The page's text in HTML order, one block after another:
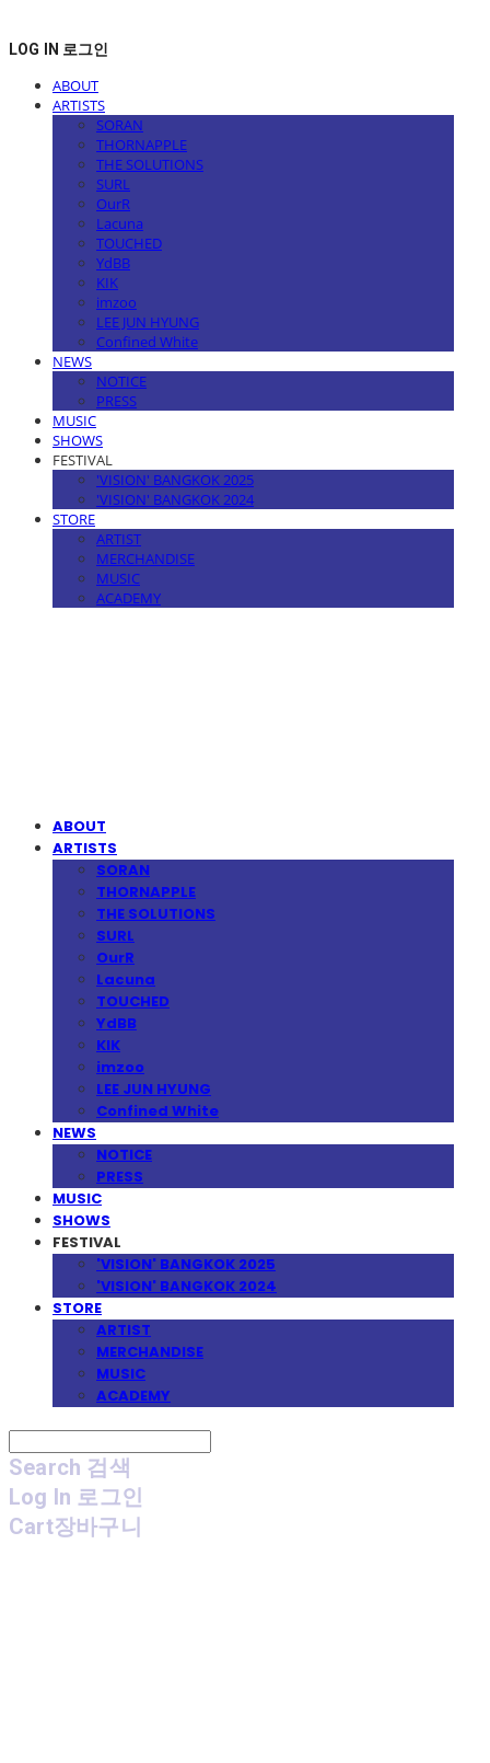
LOG IN 로그인
ABOUT
ARTISTS
SORAN
THORNAPPLE
THE SOLUTIONS
SURL
OurR
Lacuna
TOUCHED
YdBB
KIK
imzoo
LEE JUN HYUNG
Confined White
NEWS
NOTICE
PRESS
MUSIC
SHOWS
FESTIVAL
'VISION' BANGKOK 2025
'VISION' BANGKOK 2024
STORE
ARTIST
MERCHANDISE
MUSIC
ACADEMY
ABOUT
ARTISTS
SORAN
THORNAPPLE
THE SOLUTIONS
SURL
OurR
Lacuna
TOUCHED
YdBB
KIK
imzoo
LEE JUN HYUNG
Confined White
NEWS
NOTICE
PRESS
MUSIC
SHOWS
FESTIVAL
'VISION' BANGKOK 2025
'VISION' BANGKOK 2024
STORE
ARTIST
MERCHANDISE
MUSIC
ACADEMY
Search 검색
Log In 로그인
Cart장바구니